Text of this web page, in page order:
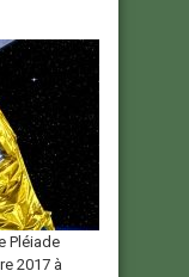
Pléiade
2017 à